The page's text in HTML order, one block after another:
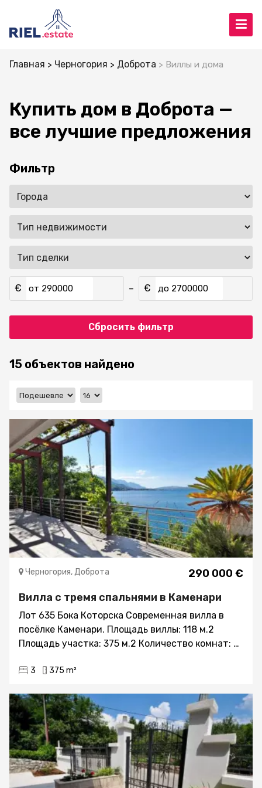
Главная Черногория Доброта Виллы и дома
Купить дом в Доброта —
все лучшие предложения
Фильтр
€ от – € до
Сбросить фильтр
15 объектов найдено
290 000 €
Черногория, Доброта
Вилла с тремя спальнями в Каменари
Лот 635 Бока Которска Современная вилла в
посёлке Каменари. Площадь виллы: 118 м.2
Площадь участка: 375 м.2 Количество комнат: 5
трёхэтажная вилла полностью меблирована.
Каменари, Боко Которская бухта, живописное и
тихое место. Панорамное остекление окон – с
видом на залив, город Тиват, и одну из
визитных карточек Черногории - Porto
Montenegro – элитный посёлок и гавань для
шикарных яхт. Структура: Цокольный этаж:
помещение 20кв.м., свободной планировки.
3 375 m²